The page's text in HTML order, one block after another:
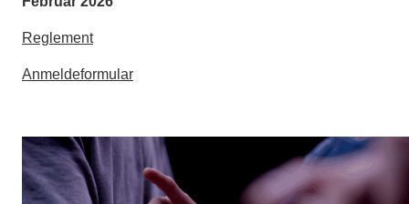
Reglement
Anmeldeformular